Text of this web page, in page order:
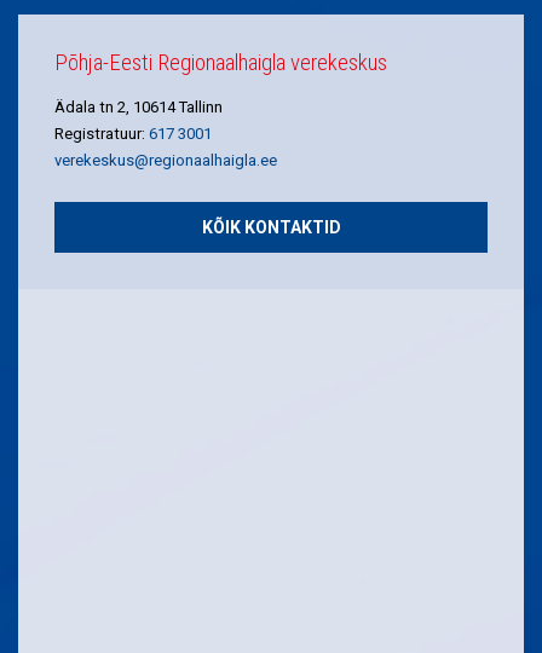
Põhja-Eesti Regionaalhaigla verekeskus
Ädala tn 2, 10614 Tallinn
Registratuur: 617 3001
verekeskus@regionaalhaigla.ee
KÕIK KONTAKTID